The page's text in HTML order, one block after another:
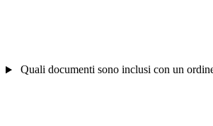
Quali documenti sono inclusi con un